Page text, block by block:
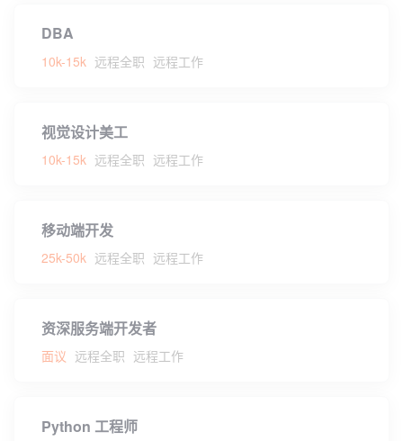
DBA
10k-15k 远程全职 远程工作
视觉设计美工
10k-15k 远程全职 远程工作
移动端开发
25k-50k 远程全职 远程工作
资深服务端开发者
面议 远程全职 远程工作
Python 工程师